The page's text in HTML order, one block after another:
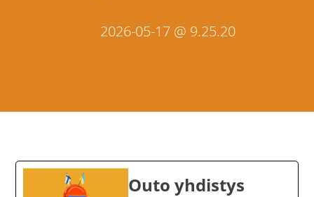
2026-05-17 @ 9.25.20
Outo yhdistys